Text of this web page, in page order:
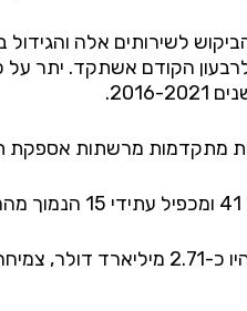
לשירותים אלה
מתקדמות מרשתות